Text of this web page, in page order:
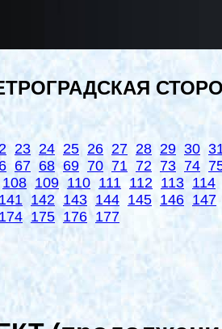
23 24 25 26 27 28 29 30
67 68 69 70 71 72 73 74
108 109 110 111 112 113 114
141 142 143 144 145 146 147
174 175 176 177